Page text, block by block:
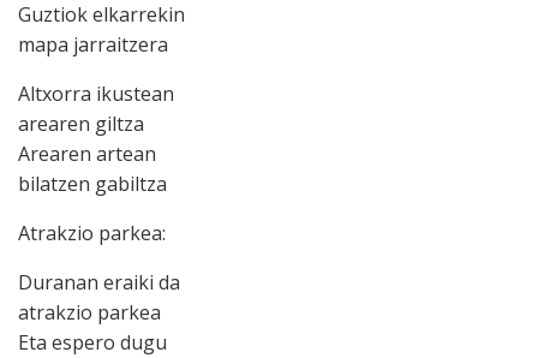
Guztiok elkarrekin
mapa jarraitzera
Altxorra ikustean
arearen giltza
Arearen artean
bilatzen gabiltza
Atrakzio parkea:
Duranan eraiki da
atrakzio parkea
Eta espero dugu